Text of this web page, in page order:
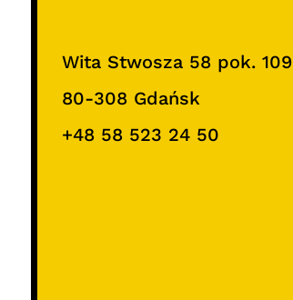
Wita Stwosza 58 pok. 109
80-308 Gdańsk
+48 58 523 24 50